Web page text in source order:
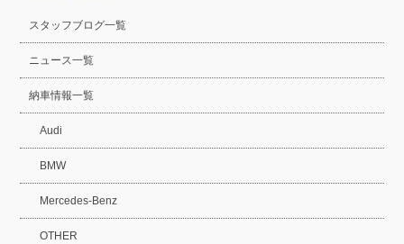
スタッフブログ一覧
ニュース一覧
納車情報一覧
Audi
BMW
Mercedes-Benz
OTHER